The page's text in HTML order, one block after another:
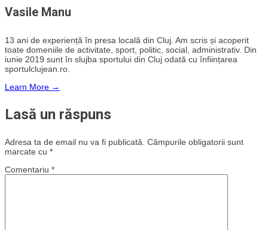
Vasile Manu
13 ani de experiență în presa locală din Cluj. Am scris și acoperit
toate domeniile de activitate, sport, politic, social, administrativ. Din
iunie 2019 sunt în slujba sportului din Cluj odată cu înființarea
sportulclujean.ro.
Learn More →
Lasă un răspuns
Adresa ta de email nu va fi publicată. Câmpurile obligatorii sunt
marcate cu *
Comentariu *